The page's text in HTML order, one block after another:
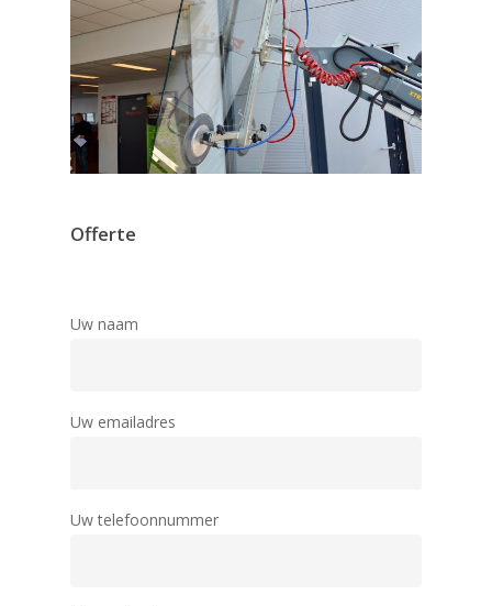
Offerte
Uw naam
Uw emailadres
Uw telefoonnummer